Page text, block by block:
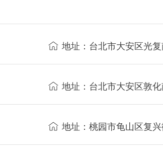
地址：台北市大安区光
地址：台北市大安区敦
地址：桃园市龟山区复